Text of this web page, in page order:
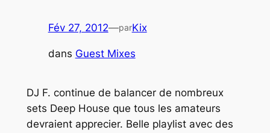
Fév 27, 2012—parKix
dans Guest Mixes
DJ F. continue de balancer de nombreux
sets Deep House que tous les amateurs
devraient apprecier. Belle playlist avec des